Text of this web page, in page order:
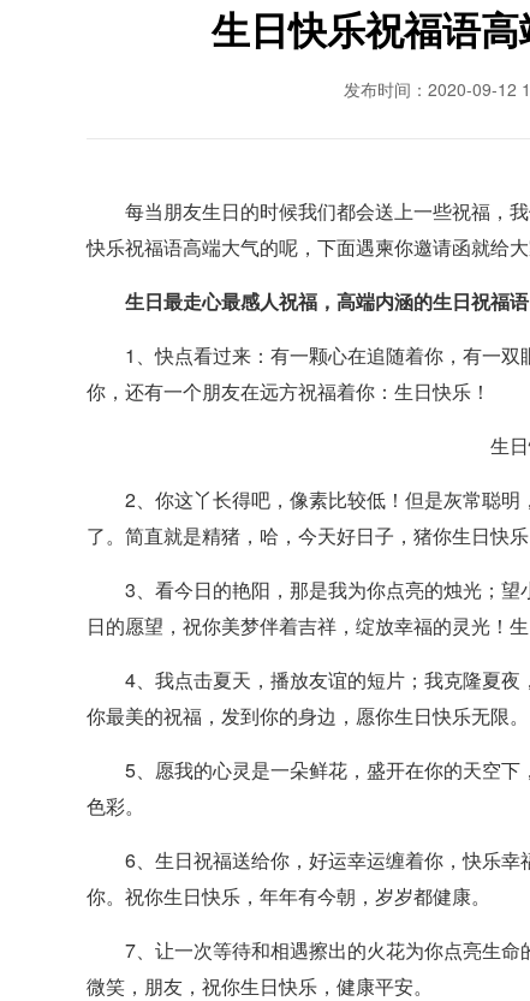
生日快乐祝福语
发布时间：2020-09-12
每当朋友生日的时候我们都会送上一些祝福，我
快乐祝福语高端大气的呢，下面遇柬你邀请函就给
生日最走心最感人祝福，高端内涵的生日祝福语
1、快点看过来：有一颗心在追随着你，有一双
你，还有一个朋友在远方祝福着你：生日快乐！
生
2、你这丫长得吧，像素比较低！但是灰常聪明
了。简直就是精猪，哈，今天好日子，猪你生日快乐
3、看今日的艳阳，那是我为你点亮的烛光；望
日的愿望，祝你美梦伴着吉祥，绽放幸福的灵光！生
4、我点击夏天，播放友谊的短片；我克隆夏夜
你最美的祝福，发到你的身边，愿你生日快乐无限。
5、愿我的心灵是一朵鲜花，盛开在你的天空下
色彩。
6、生日祝福送给你，好运幸运缠着你，快乐幸
你。祝你生日快乐，年年有今朝，岁岁都健康。
7、让一次等待和相遇擦出的火花为你点亮生命
微笑，朋友，祝你生日快乐，健康平安。